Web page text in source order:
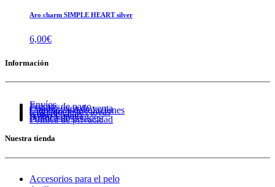
Aro charm SIMPLE HEART silver
6,00€
Información
Envíos
Formas de pago
Condiciones de venta
Cambios y devoluciones
Cuidado de tus joyas
Guía de tallas
Aviso Legal
Política de cookies
Política de privacidad
Nuestra tienda
Accesorios para el pelo